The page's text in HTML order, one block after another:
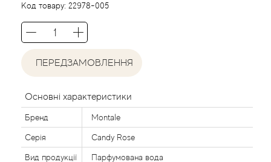
Код товару: 22978-005
ПЕРЕДЗАМОВЛЕННЯ
Основні характеристики
Бренд Montale
Серія Candy Rose
Вид продукції Парфумована вода
Acqua di Parma
Acqua di Sardegna
Adidas
Aedes de Venustas
Aerin Lauder